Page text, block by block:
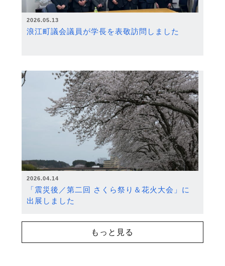
2026.05.13
浪江町議会議員が学長を表敬訪問しました
2026.04.14
「震災後／第二回 さくら祭り＆花火大会」に
出展しました
もっと見る